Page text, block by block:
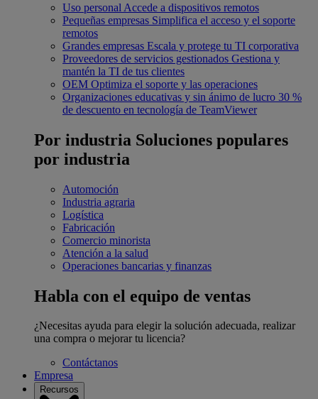
Uso personal Accede a dispositivos remotos
Pequeñas empresas Simplifica el acceso y el soporte
remotos
Grandes empresas Escala y protege tu TI corporativa
Proveedores de servicios gestionados Gestiona y
mantén la TI de tus clientes
OEM Optimiza el soporte y las operaciones
Organizaciones educativas y sin ánimo de lucro 30 %
de descuento en tecnología de TeamViewer
Por industria Soluciones populares
por industria
Automoción
Industria agraria
Logística
Fabricación
Comercio minorista
Atención a la salud
Operaciones bancarias y finanzas
Habla con el equipo de ventas
¿Necesitas ayuda para elegir la solución adecuada, realizar
una compra o mejorar tu licencia?
Contáctanos
Empresa
Recursos